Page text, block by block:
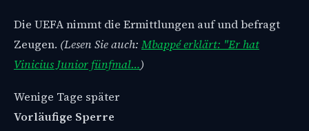
Die UEFA nimmt die Ermittlungen auf und befragt
Zeugen. (Lesen Sie auch: Mbappé erklärt: "Er hat
Vinicius Junior fünfmal…)
Wenige Tage später
Vorläufige Sperre